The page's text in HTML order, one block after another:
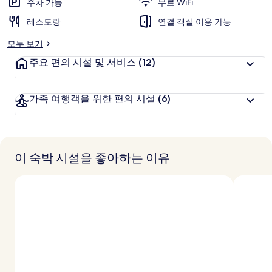
주차 가능
무료 WiFi
레스토랑
연결 객실 이용 가능
모두 보기
주요 편의 시설 및 서비스 (12)
가족 여행객을 위한 편의 시설 (6)
이 숙박 시설을 좋아하는 이유